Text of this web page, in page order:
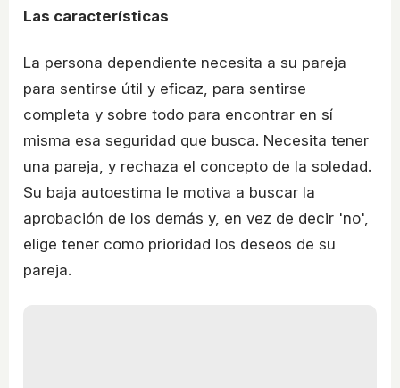
Las características
La persona dependiente necesita a su pareja
para sentirse útil y eficaz, para sentirse
completa y sobre todo para encontrar en sí
misma esa seguridad que busca. Necesita tener
una pareja, y rechaza el concepto de la soledad.
Su baja autoestima le motiva a buscar la
aprobación de los demás y, en vez de decir 'no',
elige tener como prioridad los deseos de su
pareja.